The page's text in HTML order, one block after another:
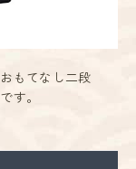
もてなし二段
す。